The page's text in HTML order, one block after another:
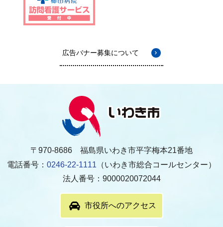
広告バナー募集について
〒970-8686 福島県いわき市平字梅本21番地
電話番号： 0246-22-1111 （いわき市総合コールセンター）
法人番号：9000020072044
市役所へのアクセス